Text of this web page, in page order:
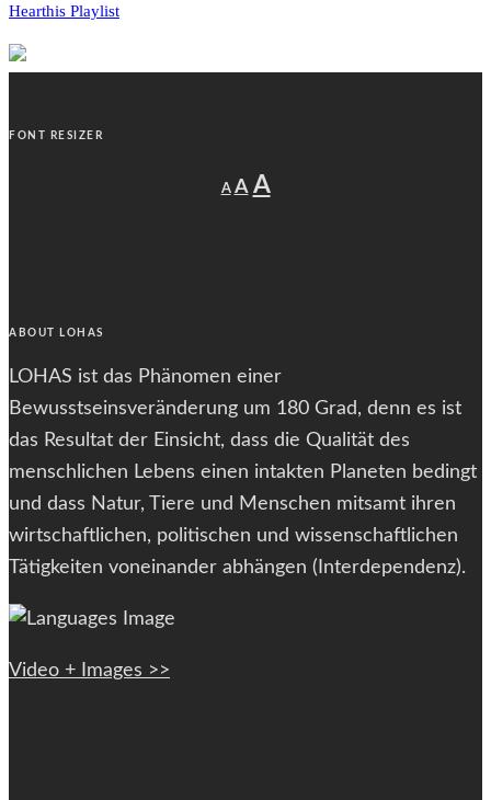
Hearthis Playlist
FONT RESIZER
A
Decrease
font
A Reset
AIncrease
ABOUT LOHAS
LOHAS ist das Phänomen einer
Bewusstseinsveränderung um 180 Grad, denn es ist
das Resultat der Einsicht, dass die Qualität des
menschlichen Lebens einen intakten Planeten bedingt
und dass Natur, Tiere und Menschen mitsamt ihren
wirtschaftlichen, politischen und wissenschaftlichen
Tätigkeiten voneinander abhängen (Interdependenz).
Video + Images >>